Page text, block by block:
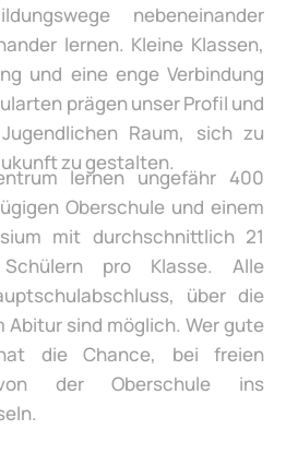
nebeneinander
lernen. Kleine Klassen,
und eine enge Verbindung
prägen unser Profil und
Raum, sich zu
zu gestalten.
lernen ungefähr 400
Oberschule und einem
mit durchschnittlich 21
pro Klasse. Alle
über die
Abitur sind möglich. Wer gute
die Chance, bei freien
von der Oberschule ins